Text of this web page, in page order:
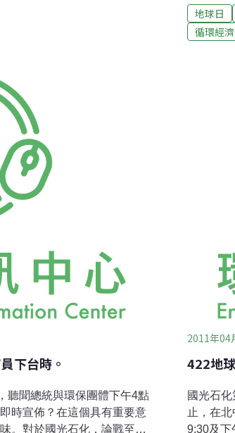
計結果，國內響應最熱烈的
團體部份則占總響應團數
議題的分佈相當平均，最高
保育生物」12.89%、「綠色
，顯示台灣人民在環境政策
的環境」
間疏離的
「信任」
麼說。
園，跑
乎，好
天母農
天畫地
地球日
循環經濟
下台時。
聽聞總統與環保團體下午4點
時宣佈？在這個具有重要意
。對於國光石化，論戰至
2011年04
422地
國光石
止，在
9:30及下